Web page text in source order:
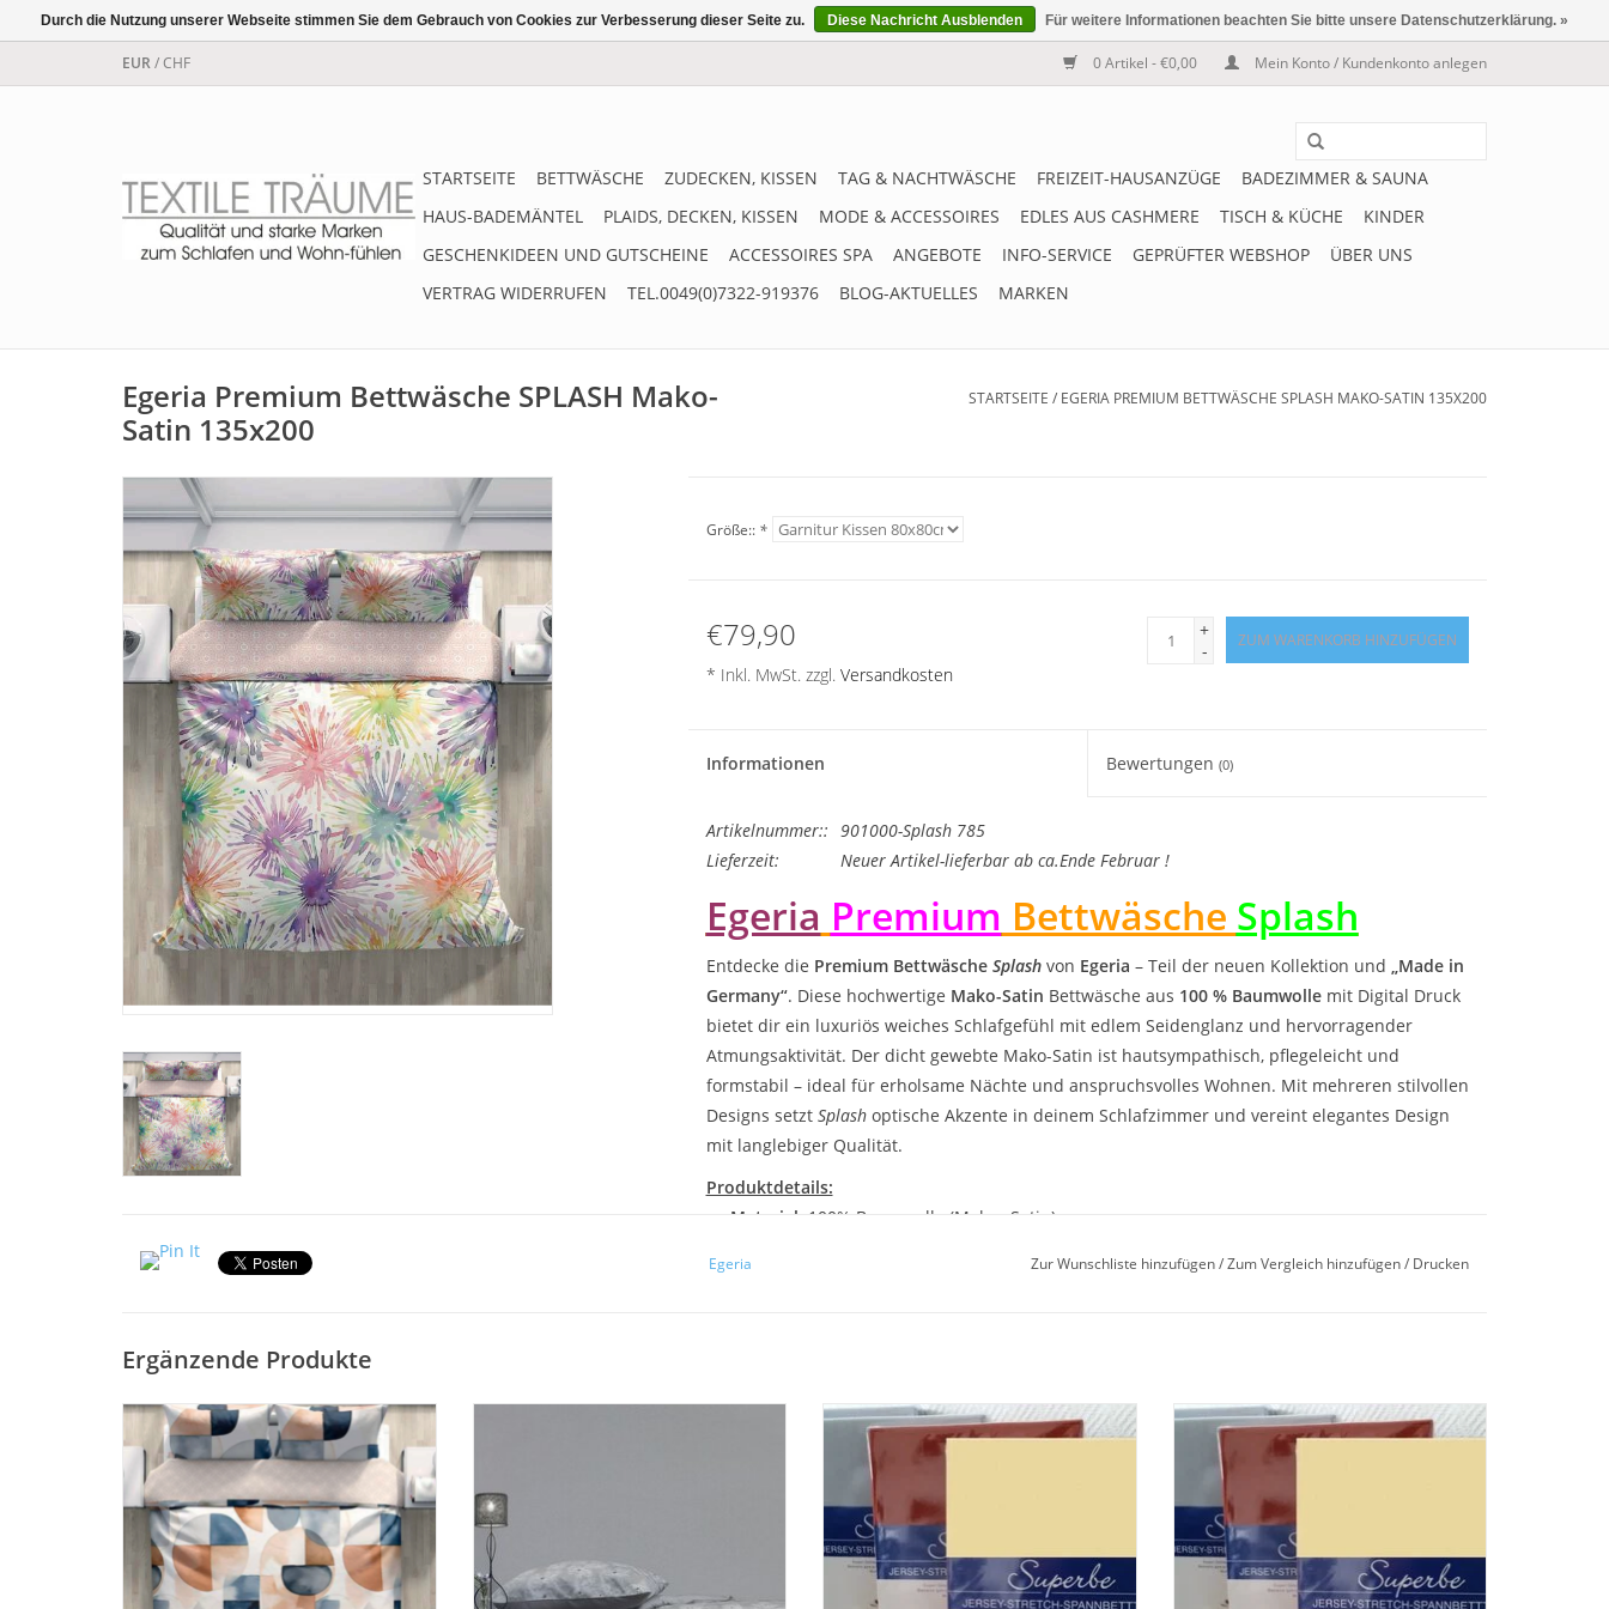
EUR/CHF 0 Artikel - €0,00 Mein Konto / Kundenkonto anlegen
STARTSEITE BETTWÄSCHE ZUDECKEN, KISSEN TAG & NACHTWÄSCHE FREIZEIT-HAUSANZÜGE
BADEZIMMER & SAUNA
HAUS-BADEMÄNTEL
PLAIDS, DECKEN, KISSEN MODE & ACCESSOIRES EDLES AUS CASHMERE TISCH & KÜCHE
KINDER
GESCHENKIDEEN UND GUTSCHEINE
ACCESSOIRES SPA ANGEBOTE INFO-SERVICE GEPRÜFTER WEBSHOP
ÜBER UNS
VERTRAG WIDERRUFEN
TEL.0049(0)7322-919376 BLOG-AKTUELLES MARKEN
Egeria Premium Bettwäsche SPLASH Mako-
Satin 135x200
STARTSEITE / EGERIA PREMIUM BETTWÄSCHE SPLASH MAKO-SATIN 135X200
Größe:: *
€79,90
* Inkl. MwSt. zzgl. Versandkosten
+
-
ZUM WARENKORB HINZUFÜGEN
Informationen Bewertungen(0)
Artikelnummer:: 901000-Splash 785
Lieferzeit:
Neuer Artikel-lieferbar ab ca.Ende Februar !
Egeria Premium Bettwäsche Splash
Entdecke die Premium Bettwäsche Splash von Egeria – Teil der neuen Kollektion und
„Made in
Germany“. Diese hochwertige Mako-Satin Bettwäsche aus 100 % Baumwollemit Digital Druck
bietet dir ein luxuriös weiches Schlafgefühl mit edlem Seidenglanz und hervorragender
Atmungsaktivität. Der dicht gewebte Mako-Satin ist hautsympathisch, pflegeleicht und
formstabil – ideal für erholsame Nächte und anspruchsvolles Wohnen. Mit mehreren stilvollen
Designs setzt Splash optische Akzente in deinem Schlafzimmer und vereint elegantes Design
mit langlebiger Qualität.
Produktdetails:
Material: 100% Baumwolle (Makro-Satin)
Oberfläche:
Glatt, weich mit edlem Seidenglanz
Egeria Zur Wunschliste hinzufügen/Zum Vergleich hinzufügen/ Drucken
Ergänzende Produkte
Egeria Premium Mako Satin Bettwäsche
mit Digital Druck, 120er satin, bezug
135x200cm, Kissen 80x80cm
ZUM WARENKORB HINZUFÜGEN
Hochwertiges Spannbettuch für Größe
"90/200 x 100/220 cm" Jersey Stretch . In
60 Wunschfarben lieferbar.
Passend für eine Matratzenhöhe bis 30 cm
, ideal auch für Boxspringbetten und
Wasserbetten.
Auch Sondergrößen / Sondermacharten
nach Kundenwunsch l
Hochwertiges Spannbettuch für Größe "
180/200 x 200/220 cm " Jersey Stretch . In
60 Wunschfarben lieferbar.
Passend für eine Matratzenhöhe bis 30 cm
, ideal auch für Boxspringbetten und
Wasserbetten.
Auch Sondergrößen / Sondermacharten
nach Kundenwun
Durch die Nutzung unserer Webseite stimmen Sie dem Gebrauch von Cookies zur Verbesserung dieser Seite zu. Diese Nachricht Ausblenden Für weitere Informationen beachten Sie bitte unsere Datenschutzerklärung. »